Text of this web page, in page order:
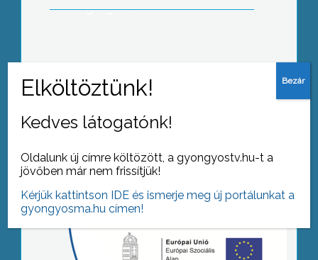
igazgató, Dr. Sebes Gábor
Kedves látogatónk!
Oldalunk új címre költözött, a gyongyostv.hu-t a
jövőben már nem frissítjük!
Kérjük kattintson IDE és ismerje meg új portálunkat a
gyongyosma.hu címen!